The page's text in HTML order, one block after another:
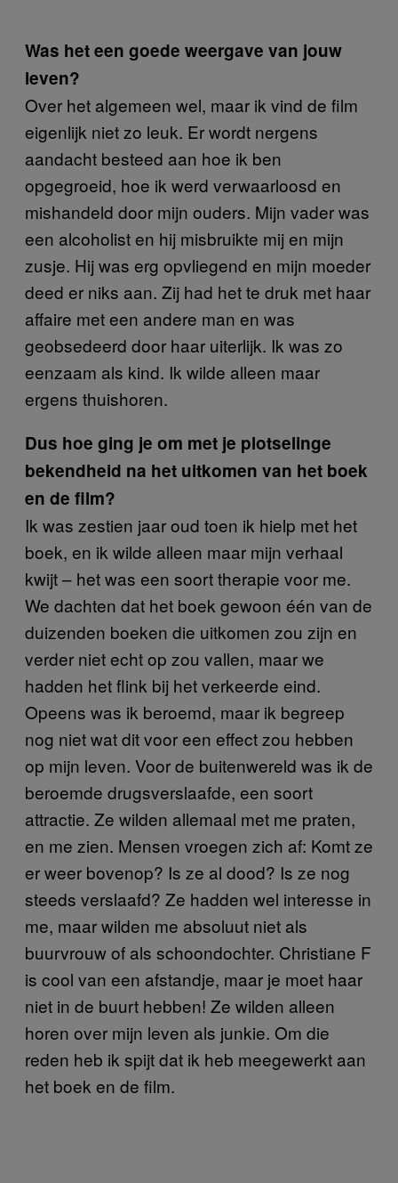
Was het een goede weergave van jouw
leven?
Over het algemeen wel, maar ik vind de film
eigenlijk niet zo leuk. Er wordt nergens
aandacht besteed aan hoe ik ben
opgegroeid, hoe ik werd verwaarloosd en
mishandeld door mijn ouders. Mijn vader was
een alcoholist en hij misbruikte mij en mijn
zusje. Hij was erg opvliegend en mijn moeder
deed er niks aan. Zij had het te druk met haar
affaire met een andere man en was
geobsedeerd door haar uiterlijk. Ik was zo
eenzaam als kind. Ik wilde alleen maar
ergens thuishoren.
Dus hoe ging je om met je plotselinge
bekendheid na het uitkomen van het boek
en de film?
Ik was zestien jaar oud toen ik hielp met het
boek, en ik wilde alleen maar mijn verhaal
kwijt – het was een soort therapie voor me.
We dachten dat het boek gewoon één van de
duizenden boeken die uitkomen zou zijn en
verder niet echt op zou vallen, maar we
hadden het flink bij het verkeerde eind.
Opeens was ik beroemd, maar ik begreep
nog niet wat dit voor een effect zou hebben
op mijn leven. Voor de buitenwereld was ik de
beroemde drugsverslaafde, een soort
attractie. Ze wilden allemaal met me praten,
en me zien. Mensen vroegen zich af: Komt ze
er weer bovenop? Is ze al dood? Is ze nog
steeds verslaafd? Ze hadden wel interesse in
me, maar wilden me absoluut niet als
buurvrouw of als schoondochter. Christiane F
is cool van een afstandje, maar je moet haar
niet in de buurt hebben! Ze wilden alleen
horen over mijn leven als junkie. Om die
reden heb ik spijt dat ik heb meegewerkt aan
het boek en de film.